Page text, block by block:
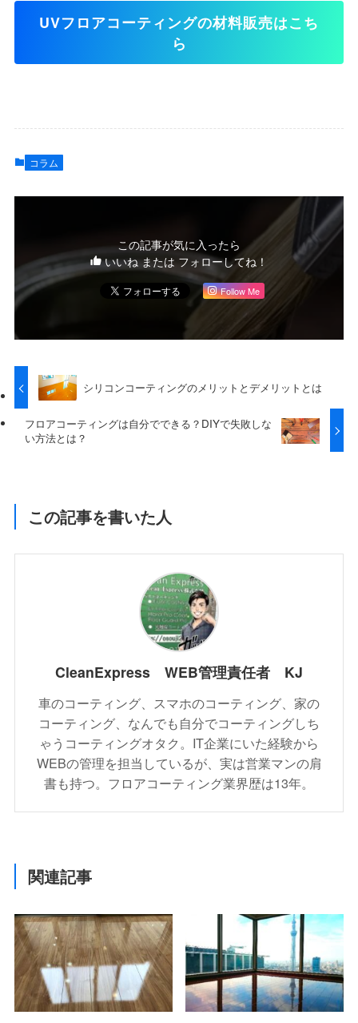
UVフロアコーティングの材料販売はこち
ら
コラム
この記事が気に入ったら
いいね または フォローしてね！
Follow Me
シリコンコーティングのメリットとデメリットとは
フロアコーティングは自分でできる？DIYで失敗しな
い方法とは？
この記事を書いた人
CleanExpress WEB管理責任者 KJ
車のコーティング、スマホのコーティング、家の
コーティング、なんでも自分でコーティングしち
ゃうコーティングオタク。IT企業にいた経験から
WEBの管理を担当しているが、実は営業マンの肩
書も持つ。フロアコーティング業界歴は13年。
関連記事